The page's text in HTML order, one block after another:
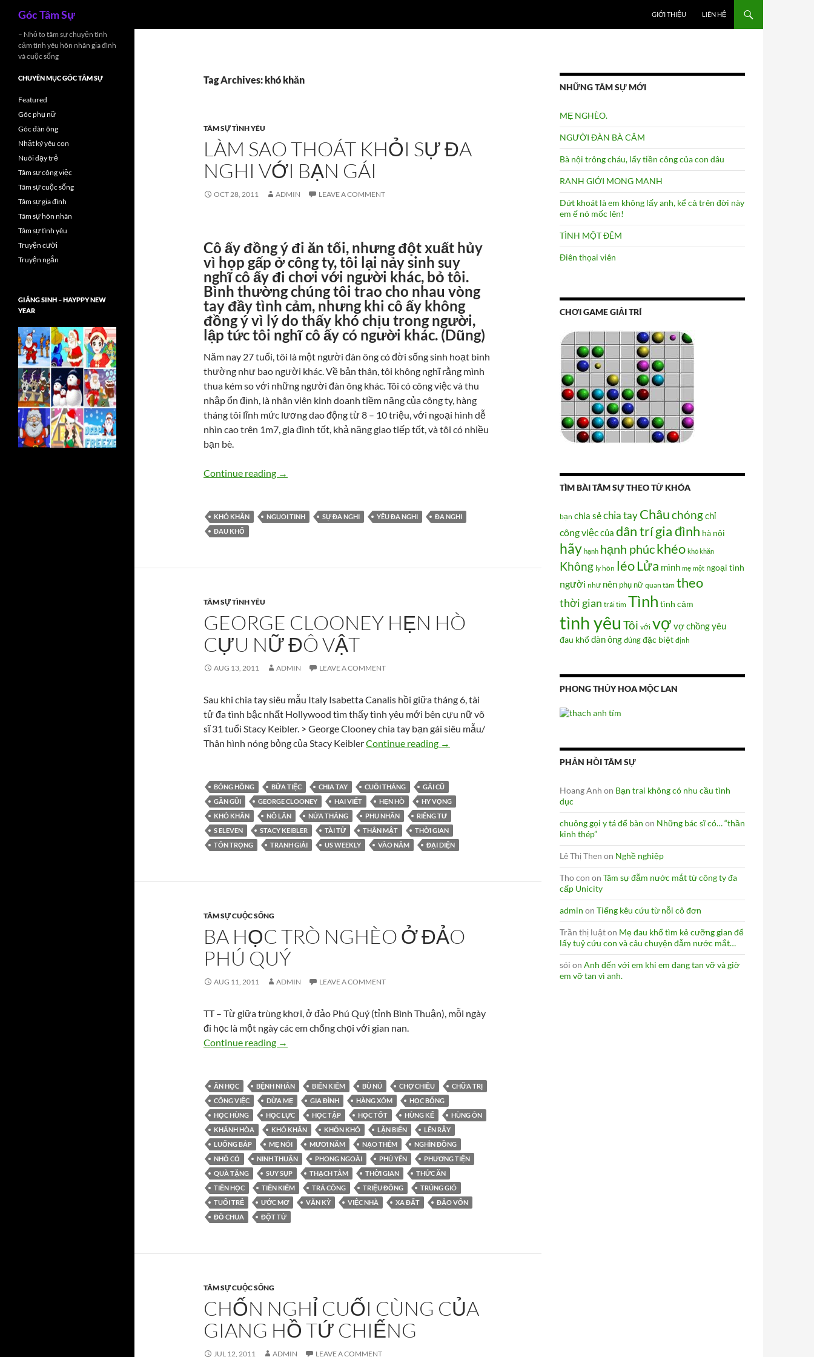
Góc Tâm Sự GIỚI THIỆU LIÊN HỆ
Tag Archives: khó khăn
TÂM SỰ TÌNH YÊU
LÀM SAO THOÁT KHỎI SỰ ĐA
NGHI VỚI BẠN GÁI
OCT 28, 2011 ADMIN LEAVE A COMMENT
Cô ấy đồng ý đi ăn tối, nhưng đột xuất hủy
vì họp gấp ở công ty, tôi lại nảy sinh suy
nghĩ cô ấy đi chơi với người khác, bỏ tôi.
Bình thường chúng tôi trao cho nhau vòng
tay đầy tình cảm, nhưng khi cô ấy không
đồng ý vì lý do thấy khó chịu trong người,
lập tức tôi nghĩ cô ấy có người khác. (Dũng)
Năm nay 27 tuổi, tôi là một người đàn ông có đời sống sinh hoạt bình
thường như bao người khác. Về bản thân, tôi không nghĩ rằng mình
thua kém so với những người đàn ông khác. Tôi có công việc và thu
nhập ổn định, là nhân viên kinh doanh tiềm năng của công ty, hàng
tháng tôi lĩnh mức lương dao động từ 8 – 10 triệu, với ngoại hình dễ
nhìn cao trên 1m7, gia đình tốt, khả năng giao tiếp tốt, và tôi có nhiều
bạn bè.
Continue reading Làm sao thoát khỏi sự đa nghi với bạn gái
→
KHÓ KHĂN NGUOI TINH SỰ ĐA NGHI YÊU ĐA NGHI
ĐA NGHI
ĐAU KHỔ
TÂM SỰ TÌNH YÊU
GEORGE CLOONEY HẸN HÒ
CỰU NỮ ĐÔ VẬT
AUG 13, 2011 ADMIN LEAVE A COMMENT
Sau khi chia tay siêu mẫu Italy Isabetta Canalis hồi giữa tháng 6, tài
tử đa tình bậc nhất Hollywood tìm thấy tình yêu mới bên cựu nữ võ
sĩ 31 tuổi Stacy Keibler. > George Clooney chia tay bạn gái siêu mẫu/
Thân hình nóng bỏng của Stacy KeiblerContinue reading George Clooney hẹn hò cựu nữ đô vật
→
BÓNG HỒNG BỮA TIỆC CHIA TAY CUỐI THÁNG
GÁI CŨ
GẦN GŨI
GEORGE CLOONEY HAI VIẾT HẸN HÒ
HY VỌNG
KHÓ KHĂN
NÔ LÂN NỬA THÁNG PHU NHÂN
RIÊNG TƯ
S ELEVEN
STACY KEIBLER TÀI TỬ THÂN MẬT
THỜI GIAN
TÔN TRỌNG
TRANH GIẢI US WEEKLY VÀO NĂM ĐẠI DIỆN
TÂM SỰ CUỘC SỐNG
BA HỌC TRÒ NGHÈO Ở ĐẢO
PHÚ QUÝ
AUG 11, 2011 ADMIN LEAVE A COMMENT
TT – Từ giữa trùng khơi, ở đảo Phú Quý (tỉnh Bình Thuận), mỗi ngày
đi học là một ngày các em chống chọi với gian nan.
Continue reading Ba học trò nghèo ở đảo Phú Quý
→
ĂN HỌC BỆNH NHÂN BIỂN KIẾM BÙ NÚ CHỢ CHIỀU
CHỮA TRỊ
CÔNG VIỆC
DỪA MẸ GIA ĐÌNH HÀNG XÓM
HỌC BỔNG
HỌC HÙNG
HỌC LỰC HỌC TẬP HỌC TỐT HÙNG KỂ
HÙNG ÔN
KHÁNH HÒA
KHÓ KHĂN KHỐN KHÓ LẶN BIỂN
LÊN RẪY
LUỐNG BẮP
MẸ NÓI MƯƠI NĂM NẠO THÊM
NGHÌN ĐỒNG
NHỔ CỎ
NINH THUẬN PHONG NGOÀI PHÚ YÊN
PHƯƠNG TIỆN
QUÀ TẶNG
SUY SỤP THẠCH TÂM THỜI GIAN
THỨC ĂN
TIỀN HỌC
TIỀN KIẾM TRẢ CÔNG TRIỆU ĐỒNG
TRÚNG GIÓ
TUỔI TRẺ
ƯỚC MƠ VĂN KỲ VIỆC NHÀ XA ĐẤT
ĐẢO VỐN
ĐỒ CHUA
ĐỘT TỬ
TÂM SỰ CUỘC SỐNG
CHỐN NGHỈ CUỐI CÙNG CỦA
GIANG HỒ TỨ CHIẾNG
JUL 12, 2011 ADMIN LEAVE A COMMENT
NHỮNG TÂM SỰ MỚI
MẸ NGHÈO.
NGƯỜI ĐÀN BÀ CÂM
Bà nội trông cháu, lấy tiền công của con dâu
RANH GIỚI MONG MANH
Dứt khoát là em không lấy anh, kể cả trên đời này
em ế nó mốc lên!
TÌNH MỘT ĐÊM
Điên thọai viên
CHƠI GAME GIẢI TRÍ
TÌM BÀI TÂM SỰ THEO TỪ KHÓA
bạn chia sẻchia tay Châuchóngchỉ
công việccủa dân trígia đình hà nội
hãy hạnh hạnh phúckhéo khó khăn
Không ly hôn léoLửa mình mẹ một ngoại tình
người như nên phụ nữ quan tâm theo
thời gian trái tim Tình tình cảm
tình yêu Tôi với vợ vợ chồngyêu
đau khổđàn ôngđúngđặc biệt định
PHONG THỦY HOA MỘC LAN
PHẢN HỒI TÂM SỰ
Hoang Anh on Bạn trai không có nhu cầu tình
dục
chuông gọi y tá để bàn on Những bác sĩ có… “thần
kinh thép”
Lê Thị Then on Nghề nghiệp
Tho con on Tâm sự đẫm nước mắt từ công ty đa
cấp Unicity
admin on Tiếng kêu cứu từ nỗi cô đơn
Trần thị luậton Mẹ đau khổ tìm kẻ cưỡng gian để
lấy tuỷ cứu con và câu chuyện đẫm nước mắt…
sói on Anh đến với em khi em đang tan vỡ và giờ
em vỡ tan vì anh.
– Nhỏ to tâm sự chuyện tình
cảm tình yêu hôn nhân gia đình
và cuộc sống
CHUYÊN MỤC GÓC TÂM SỰ
Featured
Góc phụ nữ
Góc đàn ông
Nhật ký yêu con
Nuôi dạy trẻ
Tâm sự công việc
Tâm sự cuộc sống
Tâm sự gia đình
Tâm sự hôn nhân
Tâm sự tình yêu
Truyện cười
Truyện ngắn
GIÁNG SINH – HAYPPY NEW
YEAR